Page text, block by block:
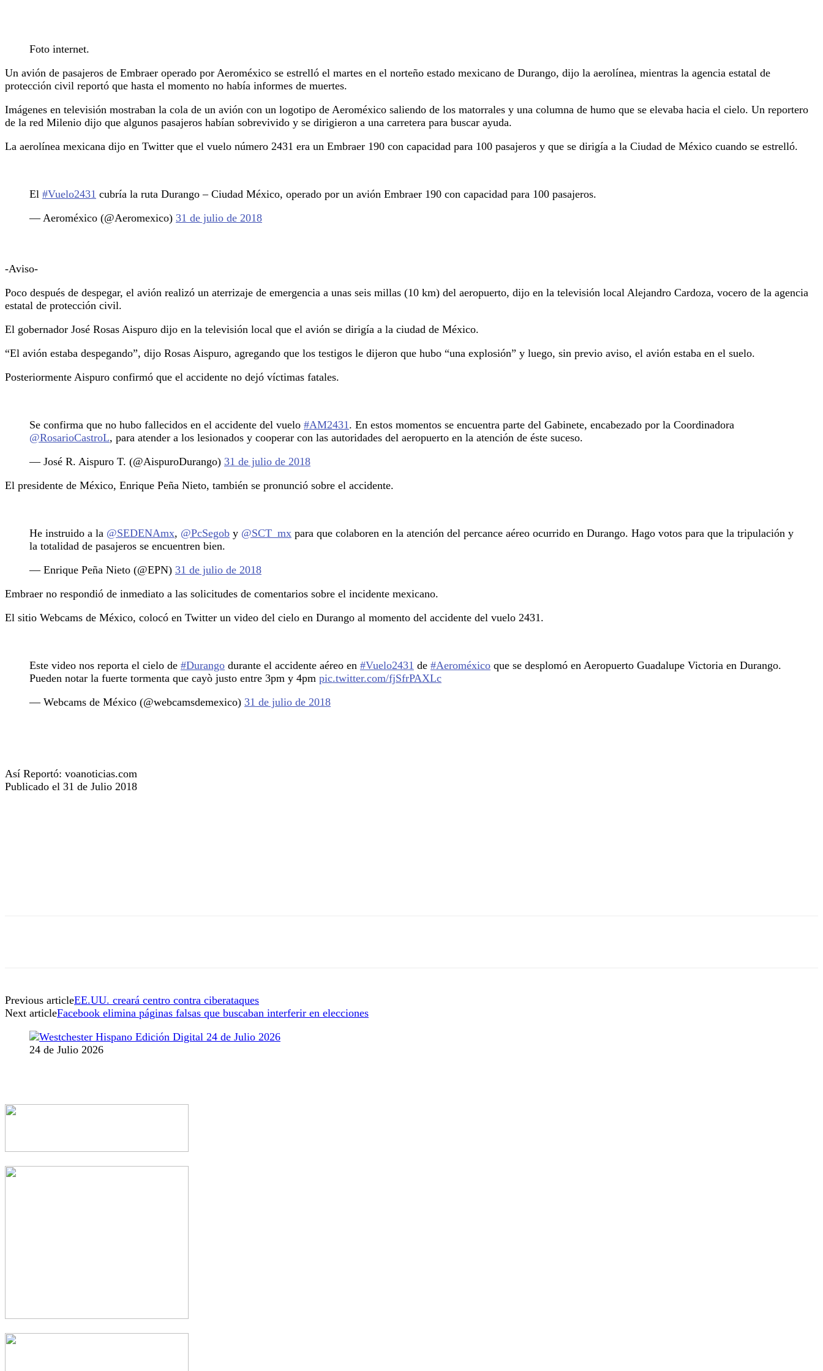
Foto internet.
Un avión de pasajeros de Embraer operado por Aeroméxico se estrelló el martes en el norteño estado mexicano de Durango, dijo la aerolínea, mientras la agencia estatal de
protección civil reportó que hasta el momento no había informes de muertes.
Imágenes en televisión mostraban la cola de un avión con un logotipo de Aeroméxico saliendo de los matorrales y una columna de humo que se elevaba hacia el cielo. Un reportero
de la red Milenio dijo que algunos pasajeros habían sobrevivido y se dirigieron a una carretera para buscar ayuda.
La aerolínea mexicana dijo en Twitter que el vuelo número 2431 era un Embraer 190 con capacidad para 100 pasajeros y que se dirigía a la Ciudad de México cuando se estrelló.
El #Vuelo2431 cubría la ruta Durango – Ciudad México, operado por un avión Embraer 190 con capacidad para 100 pasajeros.
— Aeroméxico (@Aeromexico) 31 de julio de 2018
-Aviso-
Poco después de despegar, el avión realizó un aterrizaje de emergencia a unas seis millas (10 km) del aeropuerto, dijo en la televisión local Alejandro Cardoza, vocero de la agencia
estatal de protección civil.
El gobernador José Rosas Aispuro dijo en la televisión local que el avión se dirigía a la ciudad de México.
“El avión estaba despegando”, dijo Rosas Aispuro, agregando que los testigos le dijeron que hubo “una explosión” y luego, sin previo aviso, el avión estaba en el suelo.
Posteriormente Aispuro confirmó que el accidente no dejó víctimas fatales.
Se confirma que no hubo fallecidos en el accidente del vuelo #AM2431 . En estos momentos se encuentra parte del Gabinete, encabezado por la Coordinadora
@RosarioCastroL, para atender a los lesionados y cooperar con las autoridades del aeropuerto en la atención de éste suceso.
— José R. Aispuro T. (@AispuroDurango) 31 de julio de 2018
El presidente de México, Enrique Peña Nieto, también se pronunció sobre el accidente.
He instruido a la @SEDENAmx, @PcSegob y @SCT_mx para que colaboren en la atención del percance aéreo ocurrido en Durango. Hago votos para que la tripulación y
la totalidad de pasajeros se encuentren bien.
— Enrique Peña Nieto (@EPN) 31 de julio de 2018
Embraer no respondió de inmediato a las solicitudes de comentarios sobre el incidente mexicano.
El sitio Webcams de México, colocó en Twitter un video del cielo en Durango al momento del accidente del vuelo 2431.
Este video nos reporta el cielo de #Durango durante el accidente aéreo en #Vuelo2431 de #Aeroméxico que se desplomó en Aeropuerto Guadalupe Victoria en Durango.
Pueden notar la fuerte tormenta que cayò justo entre 3pm y 4pm pic.twitter.com/fjSfrPAXLc
— Webcams de México (@webcamsdemexico) 31 de julio de 2018
Así Reportó: voanoticias.com
Publicado el 31 de Julio 2018
Previous articleEE.UU. creará centro contra ciberataques
Next articleFacebook elimina páginas falsas que buscaban interferir en elecciones
24 de Julio 2026